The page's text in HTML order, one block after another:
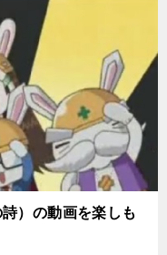
）の動画を楽しも